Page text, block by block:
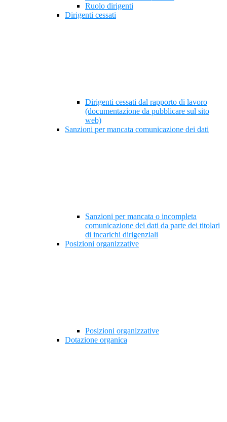
Ruolo dirigenti
Dirigenti cessati
Dirigenti cessati dal rapporto di lavoro
(documentazione da pubblicare sul sito
web)
Sanzioni per mancata comunicazione dei dati
Sanzioni per mancata o incompleta
comunicazione dei dati da parte dei titolari
di incarichi dirigenziali
Posizioni organizzative
Posizioni organizzative
Dotazione organica